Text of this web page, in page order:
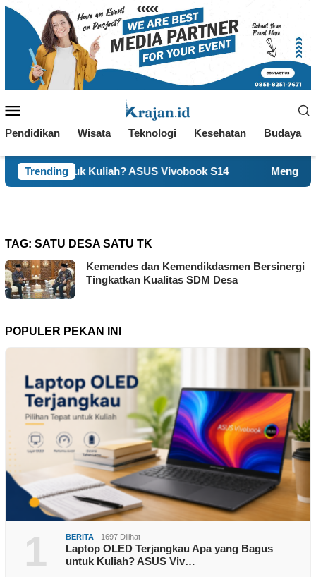
Loncat
Mobile
Pendidikan Wisata Teknologi Kesehatan Budaya
Trending
untuk Kuliah? ASUS Vivobook S14 Mengenal Self-
TAG: SATU DESA SATU TK
Kemendes dan Kemendikdasmen Bersinergi
Tingkatkan Kualitas SDM Desa
POPULER PEKAN INI
1 BERITA 1697 Dilihat
Laptop OLED Terjangkau Apa yang Bagus
untuk Kuliah? ASUS Viv…